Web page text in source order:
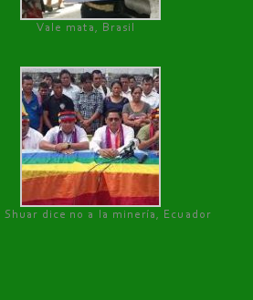
Vale mata, Brasil
Shuar dice no a la minería, Ecuador